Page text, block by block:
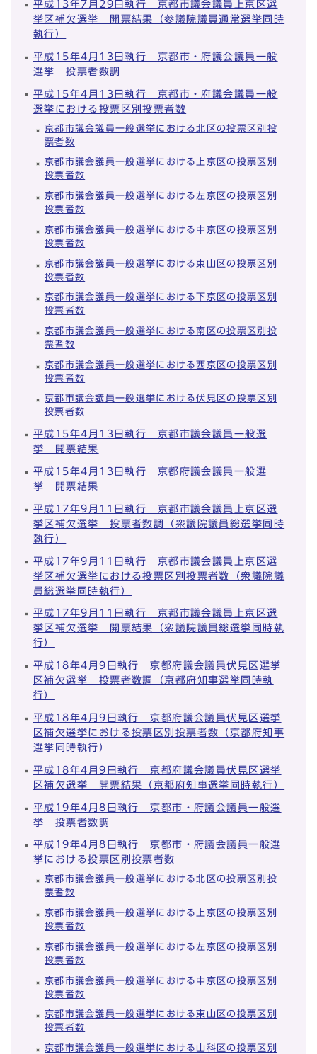
平成13年7月29日執行 京都市議会議員上京区選
挙区補欠選挙 開票結果（参議院議員通常選挙同時
執行）
平成15年4月13日執行 京都市・府議会議員一般
選挙 投票者数調
平成15年4月13日執行 京都市・府議会議員一般
選挙における投票区別投票者数
京都市議会議員一般選挙における北区の投票区別投
票者数
京都市議会議員一般選挙における上京区の投票区別
投票者数
京都市議会議員一般選挙における左京区の投票区別
投票者数
京都市議会議員一般選挙における中京区の投票区別
投票者数
京都市議会議員一般選挙における東山区の投票区別
投票者数
京都市議会議員一般選挙における下京区の投票区別
投票者数
京都市議会議員一般選挙における南区の投票区別投
票者数
京都市議会議員一般選挙における西京区の投票区別
投票者数
京都市議会議員一般選挙における伏見区の投票区別
投票者数
平成15年4月13日執行 京都市議会議員一般選
挙 開票結果
平成15年4月13日執行 京都府議会議員一般選
挙 開票結果
平成17年9月11日執行 京都市議会議員上京区選
挙区補欠選挙 投票者数調（衆議院議員総選挙同時
執行）
平成17年9月11日執行 京都市議会議員上京区選
挙区補欠選挙における投票区別投票者数（衆議院議
員総選挙同時執行）
平成17年9月11日執行 京都市議会議員上京区選
挙区補欠選挙 開票結果（衆議院議員総選挙同時執
行）
平成18年4月9日執行 京都府議会議員伏見区選挙
区補欠選挙 投票者数調（京都府知事選挙同時執
行）
平成18年4月9日執行 京都府議会議員伏見区選挙
区補欠選挙における投票区別投票者数（京都府知事
選挙同時執行）
平成18年4月9日執行 京都府議会議員伏見区選挙
区補欠選挙 開票結果（京都府知事選挙同時執行）
平成19年4月8日執行 京都市・府議会議員一般選
挙 投票者数調
平成19年4月8日執行 京都市・府議会議員一般選
挙における投票区別投票者数
京都市議会議員一般選挙における北区の投票区別投
票者数
京都市議会議員一般選挙における上京区の投票区別
投票者数
京都市議会議員一般選挙における左京区の投票区別
投票者数
京都市議会議員一般選挙における中京区の投票区別
投票者数
京都市議会議員一般選挙における東山区の投票区別
投票者数
京都市議会議員一般選挙における山科区の投票区別